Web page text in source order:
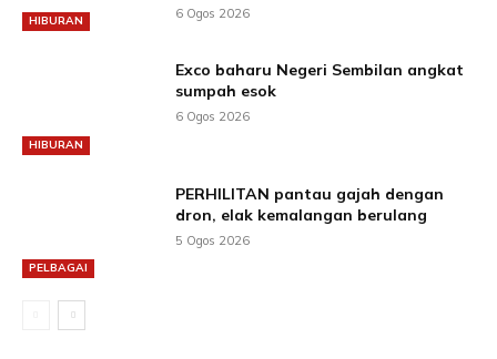
HIBURAN 6 Ogos 2026
HIBURAN
Exco baharu Negeri Sembilan angkat
sumpah esok
6 Ogos 2026
PELBAGAI
PERHILITAN pantau gajah dengan
dron, elak kemalangan berulang
5 Ogos 2026